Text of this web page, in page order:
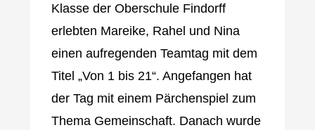
Klasse der Oberschule Findorff
erlebten Mareike, Rahel und Nina
einen aufregenden Teamtag mit dem
Titel „Von 1 bis 21“. Angefangen hat
der Tag mit einem Pärchenspiel zum
Thema Gemeinschaft. Danach wurde